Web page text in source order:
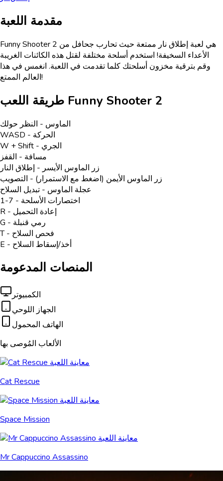
مقدمة اللعبة
Funny Shooter 2 هي لعبة إطلاق نار ممتعة حيث تحارب جحافل من
الأعداء السخيفة! استخدم أسلحة مختلفة لقتل هذه الكائنات الغريبة
وقم بترقية مخزون أسلحتك كلما تقدمت في اللعبة. انغمس في هذا
العالم الممتع!
طريقة اللعب Funny Shooter 2
الماوس - النظر حولك
WASD - الحركة
W + Shift - الجري
مسافة - القفز
زر الماوس الأيسر - إطلاق النار
زر الماوس الأيمن (اضغط مع الاستمرار) - التصويب
عجلة الماوس - تبديل السلاح
1-7 - اختصارات الأسلحة
R - إعادة التحميل
G - رمي قنبلة
T - فحص السلاح
E - أخذ/إسقاط السلاح
المنصات المدعومة
الكمبيوتر
الجهاز اللوحي
الهاتف المحمول
الألعاب المُوصى بها
Cat Rescue
Space Mission
Mr Cappuccino Assassino